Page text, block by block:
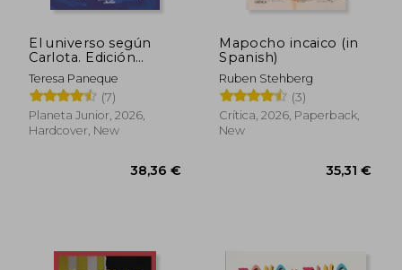
El universo según
Carlota. Edición
especial vol. 1 (in
Spanish)
Teresa Paneque
(7)
Planeta Junior, 2026,
Hardcover, New
Mapocho incaico (in
Spanish)
Ruben Stehberg
(3)
Crítica, 2026, Paperback,
New